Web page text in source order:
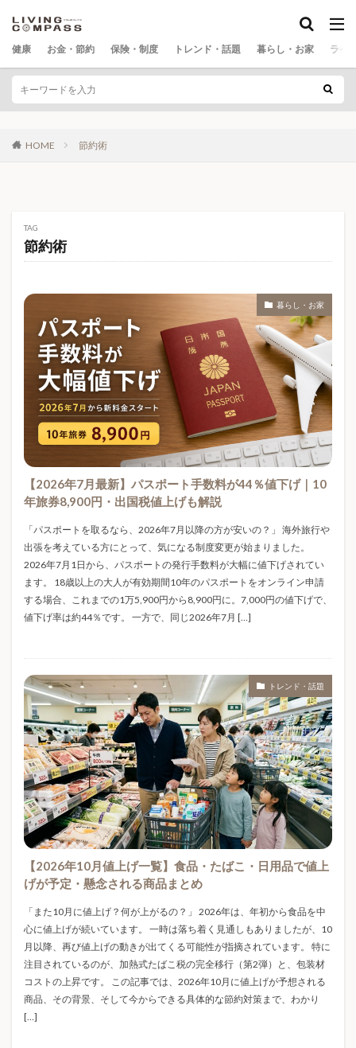
健康 お金・節約 保険・制度 トレンド・話題 暮らし・お家 ライ
高額療養費制度改悪
黄砂
HOME 節約術
TAG
節約術
暮らし・お家
【2026年7月最新】パスポート手数料が44％値下げ｜10
年旅券8,900円・出国税値上げも解説
「パスポートを取るなら、2026年7月以降の方が安いの？」 海外旅行や
出張を考えている方にとって、気になる制度変更が始まりました。
2026年7月1日から、パスポートの発行手数料が大幅に値下げされてい
ます。 18歳以上の大人が有効期間10年のパスポートをオンライン申請
する場合、これまでの1万5,900円から8,900円に。7,000円の値下げで、
値下げ率は約44％です。 一方で、同じ2026年7月 […]
トレンド・話題
【2026年10月値上げ一覧】食品・たばこ・日用品で値上
げが予定・懸念される商品まとめ
「また10月に値上げ？何が上がるの？」 2026年は、年初から食品を中
心に値上げが続いています。 一時は落ち着く見通しもありましたが、10
月以降、再び値上げの動きが出てくる可能性が指摘されています。 特に
注目されているのが、加熱式たばこ税の完全移行（第2弾）と、包装材
コストの上昇です。 この記事では、2026年10月に値上げが予想される
商品、その背景、そして今からできる具体的な節約対策まで、わかり
[…]
カテゴリー
タグ
130万円の壁
50代父の日プレゼント
60代父の日プレゼント
70代父の日プレゼント
AI
Colantotte
Core Web Vitals
COSORI DIYキット
FreeSip
FRP防水
GPIF HOKA IDECO
Linux
LOSSOFF
Mellojoy
Meta AI
Minecraftサーバー
MIXUE
MTGReD
MTGリカバリーウェア
New Balance
NISA
Nミラクメンズ
Nミラクレディース
Nミラク価格
Nミラク口コミ
OOFOS
owala PayPayほけん
PSEマーク
Ray-Ban Meta
ReDリカバリーウェア
ReFaリカバリーウェア
RESNO
ROOMシリーズ
S&P500
S20 SEO対策
SNSトレンド
SNS動画
SNS映え STANLEY
STTOKE
TELIC
TENTIAL TOPTOY
TYESO
WiFi防犯カメラ
WordPress
WordPressブログ
WordPress高速化
WTI原油
XServer VPS
Yahooショッピング
Z世代
Z世代トレンド
おもちゃ
お役立ち お米値下がり
お米安い
お米通販
お花見 お金
お金のかからない趣味
お金の知識
お金の管理 かわいい雑貨
がん
がん予防
がん検診 がん生存率
くらしとお金
くらしのマーケット
くらしの安全
くらしの知恵
さくらのVPS
たばこ増税
ちょこみんボンボン
つくるんです
つみたて投資
ながらスマホ罰金
ながら運転
はしか
はしか 予防接種
はしか 初期症状
はしか 症状
ひんやりグッズ
ひんやり寝具
ふるさと納税
ふるさと納税お米
ぷくぷく界隈
まとめ買い